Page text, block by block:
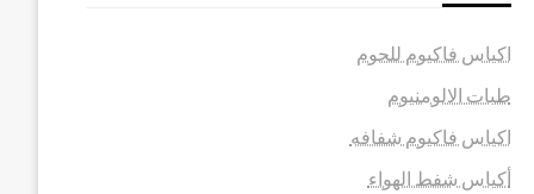
اكياس فاكيوم للحوم
طبات الالومنيوم
اكياس فاكيوم شفافه
أكياس شفط الهواء